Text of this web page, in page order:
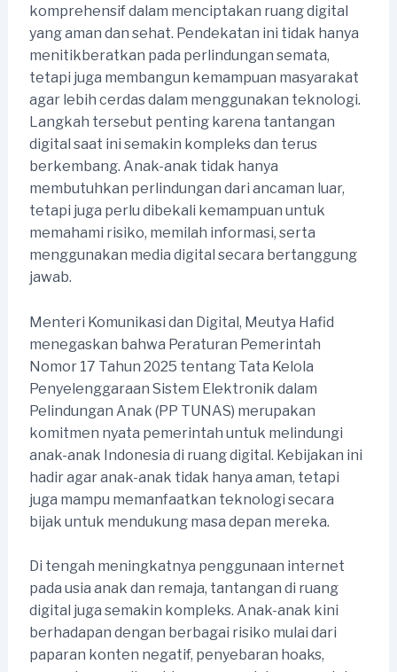
komprehensif dalam menciptakan ruang digital
yang aman dan sehat. Pendekatan ini tidak hanya
menitikberatkan pada perlindungan semata,
tetapi juga membangun kemampuan masyarakat
agar lebih cerdas dalam menggunakan teknologi.
Langkah tersebut penting karena tantangan
digital saat ini semakin kompleks dan terus
berkembang. Anak-anak tidak hanya
membutuhkan perlindungan dari ancaman luar,
tetapi juga perlu dibekali kemampuan untuk
memahami risiko, memilah informasi, serta
menggunakan media digital secara bertanggung
jawab.
Menteri Komunikasi dan Digital, Meutya Hafid
menegaskan bahwa Peraturan Pemerintah
Nomor 17 Tahun 2025 tentang Tata Kelola
Penyelenggaraan Sistem Elektronik dalam
Pelindungan Anak (PP TUNAS) merupakan
komitmen nyata pemerintah untuk melindungi
anak-anak Indonesia di ruang digital. Kebijakan ini
hadir agar anak-anak tidak hanya aman, tetapi
juga mampu memanfaatkan teknologi secara
bijak untuk mendukung masa depan mereka.
Di tengah meningkatnya penggunaan internet
pada usia anak dan remaja, tantangan di ruang
digital juga semakin kompleks. Anak-anak kini
berhadapan dengan berbagai risiko mulai dari
paparan konten negatif, penyebaran hoaks,